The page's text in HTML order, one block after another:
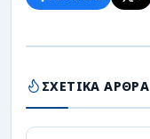
ΣΧΕΤΙΚΑ ΑΡΘΡΑ